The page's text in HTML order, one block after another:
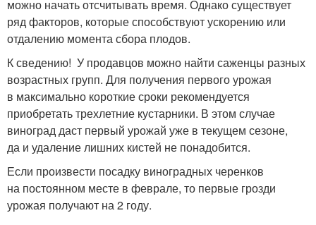
можно начать отсчитывать время. Однако существует
ряд факторов, которые способствуют ускорению или
отдалению момента сбора плодов.
К сведению! У продавцов можно найти саженцы разных
возрастных групп. Для получения первого урожая
в максимально короткие сроки рекомендуется
приобретать трехлетние кустарники. В этом случае
виноград даст первый урожай уже в текущем сезоне,
да и удаление лишних кистей не понадобится.
Если произвести посадку виноградных черенков
на постоянном месте в феврале, то первые грозди
урожая получают на 2 году.